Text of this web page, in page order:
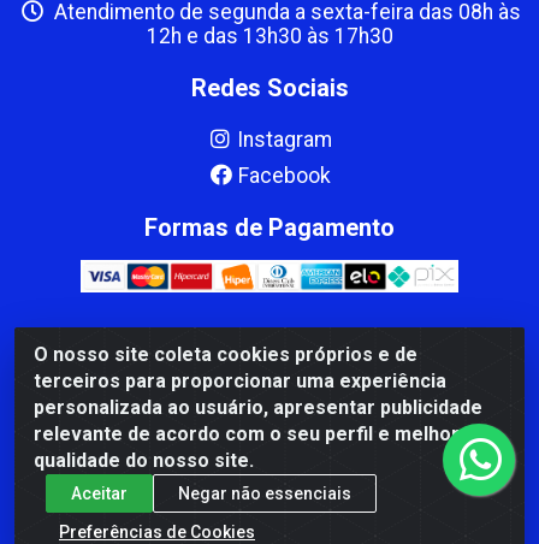
O nosso site coleta cookies próprios e de
terceiros para proporcionar uma experiência
personalizada ao usuário, apresentar publicidade
relevante de acordo com o seu perfil e melhorar a
qualidade do nosso site.
Aceitar
Negar não essenciais
Preferências de Cookies
Atendimento de segunda a sexta-feira das 08h às
12h e das 13h30 às 17h30
Redes Sociais
Instagram
Facebook
Formas de Pagamento
CBP MACEDO COMERCIO PEÇAS LTDA Matriz - av Mauro
Miranda Madureira, 1249 - Coramara , Cachoeiro de
Itapemirim/ES - CEP 29.311-310 - CNPJ 00.502.680/0001-41